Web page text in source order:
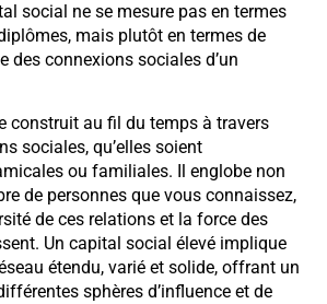
social ne se mesure pas en termes
mais plutôt en termes de
des connexions sociales d’un
construit au fil du temps à travers
sociales, qu’elles soient
ou familiales. Il englobe non
de personnes que vous connaissez,
de ces relations et la force des
Un capital social élevé implique
étendu, varié et solide, offrant un
sphères d’influence et de